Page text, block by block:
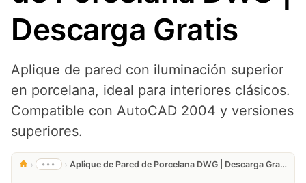
Descarga Gratis
Aplique de pared con iluminación superior
en porcelana, ideal para interiores clásicos.
Compatible con AutoCAD 2004 y versiones
superiores.
› ••• › Aplique de Pared de Porcelana DWG | Descarga Gratis